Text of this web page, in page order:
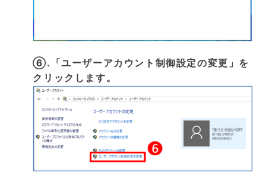
⑥.「ユーザーアカウント制御設定の変更」を
クリックします。